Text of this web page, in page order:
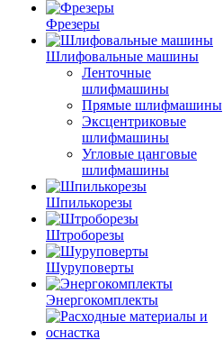
Фрезеры
Шлифовальные машины
Ленточные
шлифмашины
Прямые шлифмашины
Эксцентриковые
шлифмашины
Угловые цанговые
шлифмашины
Шпилькорезы
Штроборезы
Шуруповерты
Энергокомплекты